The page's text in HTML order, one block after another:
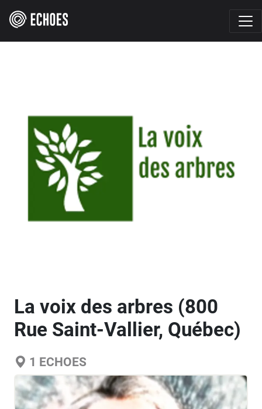
La voix des arbres (800
Rue Saint-Vallier, Québec)
1 ECHOES